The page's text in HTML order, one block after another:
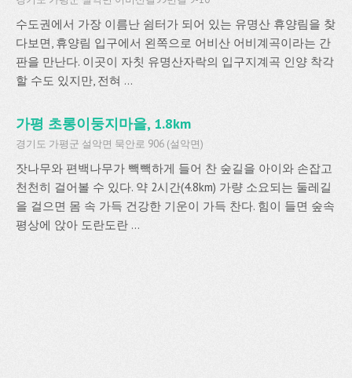
수도권에서 가장 이름난 쉼터가 되어 있는 유명산 휴양림을 찾
다보면, 휴양림 입구에서 왼쪽으로 어비산 어비계곡이라는 간
판을 만난다. 이곳이 자칫 유명산자락의 입구지계곡 인양 착각
할 수도 있지만, 전혀 ...
가평 초롱이둥지마을, 1.8km
경기도 가평군 설악면 묵안로 906 (설악면)
잣나무와 편백나무가 빽빽하게 들어 찬 숲길을 아이와 손잡고
천천히 걸어볼 수 있다. 약 2시간(4.8km) 가량 소요되는 둘레길
을 걸으면 몸 속 가득 건강한 기운이 가득 찬다. 힘이 들면 숲속
평상에 앉아 도란도란 ...